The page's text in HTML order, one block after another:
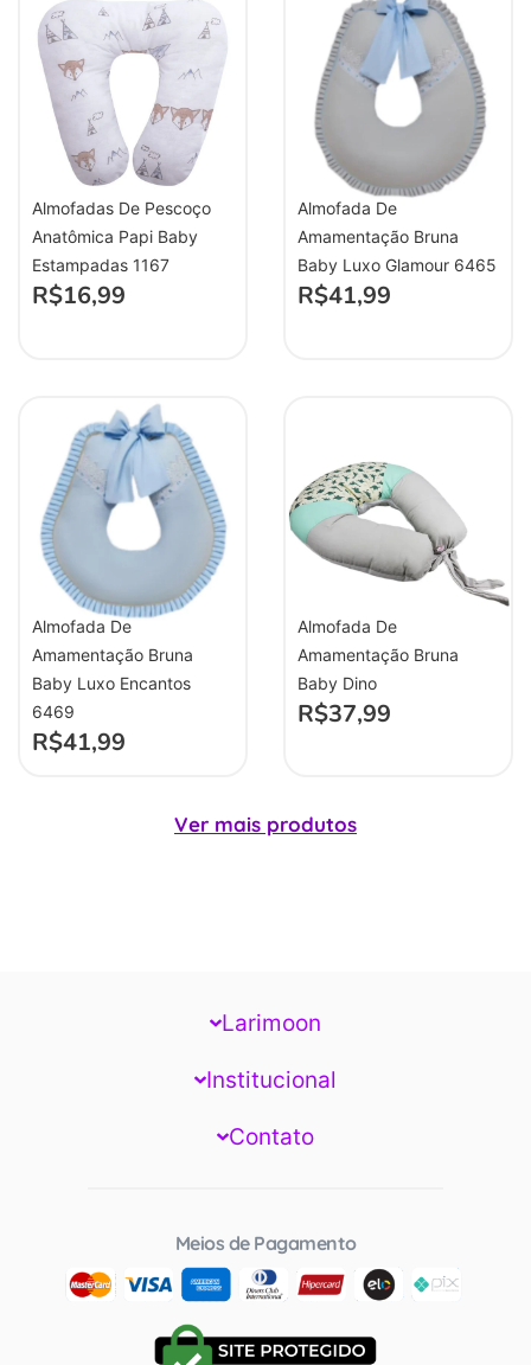
Almofadas De Pescoço
Anatômica Papi Baby
Estampadas 1167
R$16,99
Almofada De
Amamentação Bruna
Baby Luxo Glamour 6465
R$41,99
Almofada De
Amamentação Bruna
Baby Luxo Encantos
6469
R$41,99
Almofada De
Amamentação Bruna
Baby Dino
R$37,99
Ver mais produtos
Larimoon
Institucional
Contato
Meios de Pagamento